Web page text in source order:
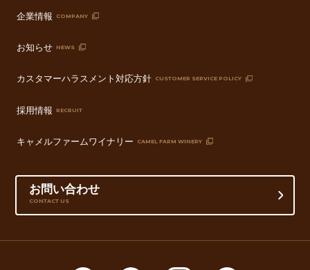
企業情報 COMPANY
お知らせ NEWS
カスタマーハラスメント対応方針 CUSTOMER SERVICE POLICY
採用情報 RECRUIT
キャメルファームワイナリー CAMEL FARM WINERY
お問い合わせ
CONTACT US